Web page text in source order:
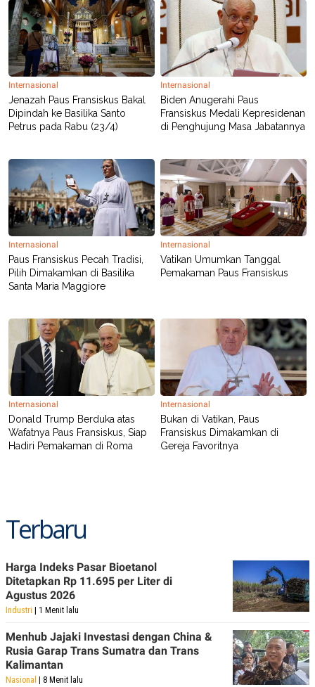
S
A
T
D
A
T
A
A
G
E
S
K
O
N
T
T
V
L
I
P
S
JARINGAN
K
O
N
T
A
C
A
D
E
Y
P
R
E
S
S
L
A
.
D
L
A
N
G
T
K
I
N
E
T
E
E
P
A
P
R
A
D
V
E
T
I
S
I
N
Internasional
Jenazah Paus Fransiskus Bakal
Dipindah ke Basilika Santo
Petrus pada Rabu (23/4)
Internasional
Biden Anugerahi Paus
Fransiskus Medali Kepresidenan
di Penghujung Masa Jabatannya
Internasional
Paus Fransiskus Pecah Tradisi,
Pilih Dimakamkan di Basilika
Santa Maria Maggiore
Internasional
Vatikan Umumkan Tanggal
Pemakaman Paus Fransiskus
Internasional
Donald Trump Berduka atas
Wafatnya Paus Fransiskus, Siap
Hadiri Pemakaman di Roma
Internasional
Bukan di Vatikan, Paus
Fransiskus Dimakamkan di
Gereja Favoritnya
Terbaru
Harga Indeks Pasar Bioetanol
Ditetapkan Rp 11.695 per Liter di
Agustus 2026
Industri | 1 Menit lalu
Menhub Jajaki Investasi dengan China &
Rusia Garap Trans Sumatra dan Trans
Kalimantan
Nasional | 8 Menit lalu